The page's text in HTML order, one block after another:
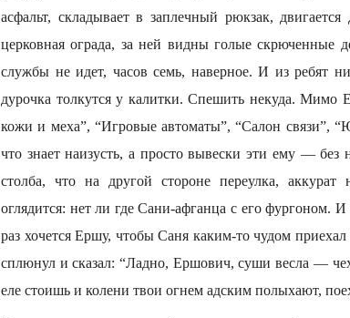
асфальт, складывает в заплечный рюкзак,
церковная ограда, за ней видны голые скрюченные
службы не идет, часов семь, наверное. И из
дурочка толкутся у калитки. Спешить некуда.
кожи и меха”, “Игровые автоматы”, “Салон
что знает наизусть, а просто вывески эти ему — без
столба, что на другой стороне переулка,
оглядится: нет ли где Сани-афганца с его фургоном.
раз хочется Ершу, чтобы Саня каким-то чудом
сплюнул и сказал: “Ладно, Ершович, суши весла —
еле стоишь и колени твои огнем адским полыхают,